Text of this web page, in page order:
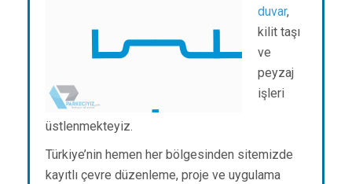
duvar,
kilit taşı
ve
peyzaj
işleri
üstlenmekteyiz.
Türkiye’nin hemen her bölgesinden sitemizde
kayıtlı çevre düzenleme, proje ve uygulama